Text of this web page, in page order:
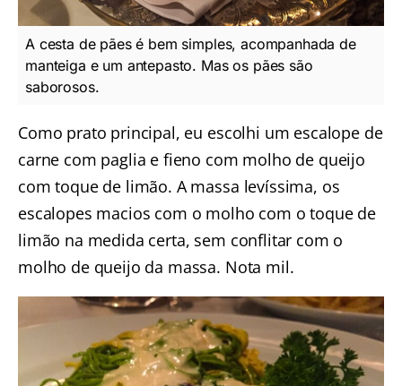
A cesta de pães é bem simples, acompanhada de
manteiga e um antepasto. Mas os pães são
saborosos.
Como prato principal, eu escolhi um escalope de
carne com paglia e fieno com molho de queijo
com toque de limão. A massa levíssima, os
escalopes macios com o molho com o toque de
limão na medida certa, sem conflitar com o
molho de queijo da massa. Nota mil.